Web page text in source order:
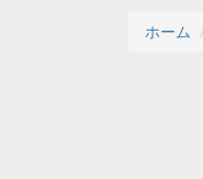
ホーム